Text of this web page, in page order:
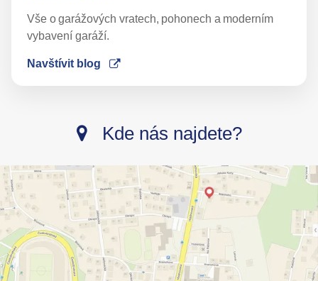
Vše o garážových vratech, pohonech a moderním
vybavení garáží.
Navštívit blog
Kde nás najdete?